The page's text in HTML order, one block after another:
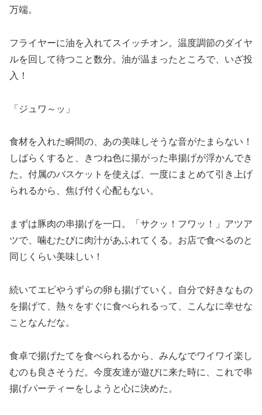
万端。
フライヤーに油を入れてスイッチオン。温度調節のダイヤ
ルを回して待つこと数分。油が温まったところで、いざ投
入！
「ジュワ～ッ」
食材を入れた瞬間の、あの美味しそうな音がたまらない！
しばらくすると、きつね色に揚がった串揚げが浮かんでき
た。付属のバスケットを使えば、一度にまとめて引き上げ
られるから、焦げ付く心配もない。
まずは豚肉の串揚げを一口。「サクッ！フワッ！」アツア
ツで、噛むたびに肉汁があふれてくる。お店で食べるのと
同じくらい美味しい！
続いてエビやうずらの卵も揚げていく。自分で好きなもの
を揚げて、熱々をすぐに食べられるって、こんなに幸せな
ことなんだな。
食卓で揚げたてを食べられるから、みんなでワイワイ楽し
むのも良さそうだ。今度友達が遊びに来た時に、これで串
揚げパーティーをしようと心に決めた。